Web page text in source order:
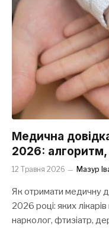
Медична
2026: алгоритм,
12 Травня 2026 Мазур
Як отримати медичну
2026 році: яких
нарколог, фтизіатр,